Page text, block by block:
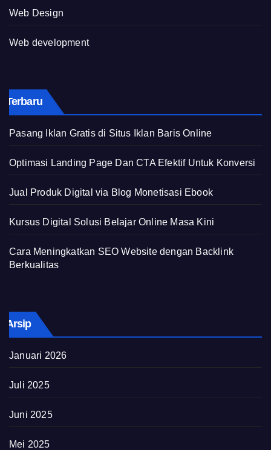
Web Design
Web development
Terbaru
Pasang Iklan Gratis di Situs Iklan Baris Online
Optimasi Landing Page Dan CTA Efektif Untuk Konversi
Jual Produk Digital via Blog Monetisasi Ebook
Kursus Digital Solusi Belajar Online Masa Kini
Cara Meningkatkan SEO Website dengan Backlink
Berkualitas
Arsip
Januari 2026
Juli 2025
Juni 2025
Mei 2025